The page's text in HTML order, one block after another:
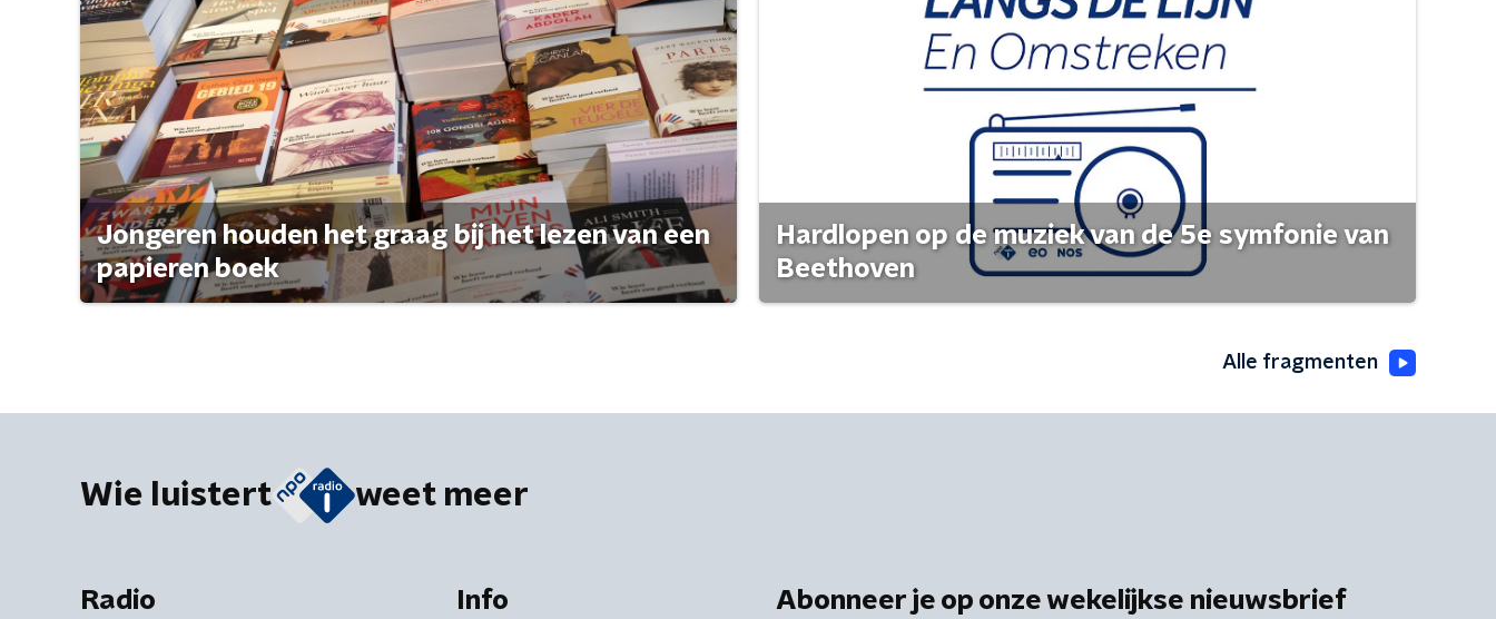
Jongeren houden het graag bij het lezen van een
papieren boek
Hardlopen op de muziek van de 5e symfonie van
Beethoven
Alle fragmenten
Wie luistert weet meer
Radio Info Abonneer je op onze wekelijkse nieuwsbrief